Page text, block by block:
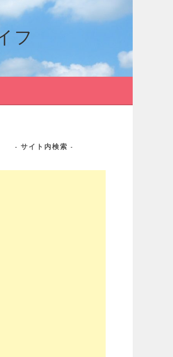
フ
サイト内検索